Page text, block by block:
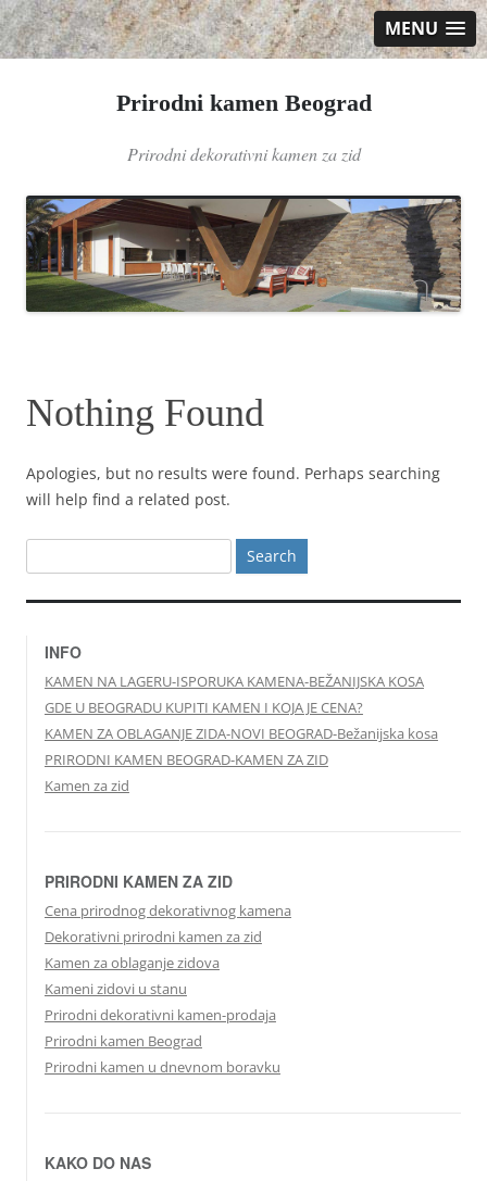
MENU
Prirodni kamen Beograd
Prirodni dekorativni kamen za zid
Nothing Found
Apologies, but no results were found. Perhaps searching
will help find a related post.
for:
INFO
KAMEN NA LAGERU-ISPORUKA KAMENA-BEŽANIJSKA KOSA
GDE U BEOGRADU KUPITI KAMEN I KOJA JE CENA?
KAMEN ZA OBLAGANJE ZIDA-NOVI BEOGRAD-Bežanijska kosa
PRIRODNI KAMEN BEOGRAD-KAMEN ZA ZID
Kamen za zid
PRIRODNI KAMEN ZA ZID
Cena prirodnog dekorativnog kamena
Dekorativni prirodni kamen za zid
Kamen za oblaganje zidova
Kameni zidovi u stanu
Prirodni dekorativni kamen-prodaja
Prirodni kamen Beograd
Prirodni kamen u dnevnom boravku
KAKO DO NAS